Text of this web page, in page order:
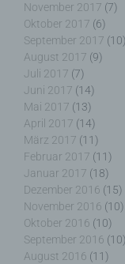
November 2017 (7)
Oktober 2017 (6)
September 2017 (10)
August 2017 (9)
Juli 2017 (7)
Juni 2017 (14)
Mai 2017 (13)
April 2017 (14)
März 2017 (11)
Februar 2017 (11)
Januar 2017 (18)
Dezember 2016 (15)
November 2016 (10)
Oktober 2016 (10)
September 2016 (10)
August 2016 (11)
juristische
andere Stelle,
Auftrag des
i) Empfänger
Empfänger
Person,
der
unabhängig
Dritten